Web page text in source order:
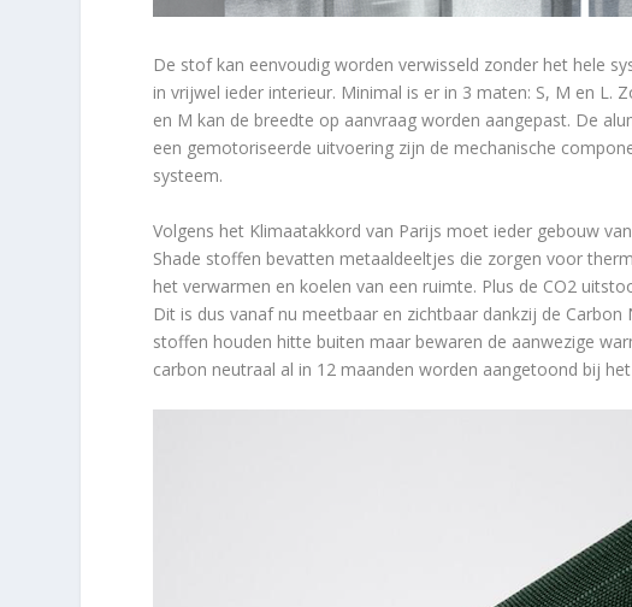
De stof kan eenvoudig worden verwisseld zonder het hele
in vrijwel ieder interieur. Minimal is er in 3 maten: S, M en L.
en M kan de breedte op aanvraag worden aangepast. De
een gemotoriseerde uitvoering zijn de mechanische
systeem.
Volgens het Klimaatakkord van Parijs moet ieder gebouw
Shade stoffen bevatten metaaldeeltjes die zorgen voor
het verwarmen en koelen van een ruimte. Plus de CO2
Dit is dus vanaf nu meetbaar en zichtbaar dankzij de
stoffen houden hitte buiten maar bewaren de aanwezige
carbon neutraal al in 12 maanden worden aangetoond bij